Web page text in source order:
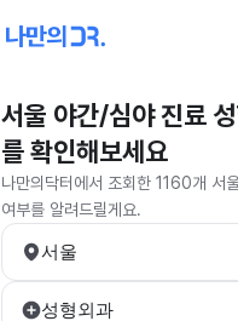
서울 야간/심야 진료
를 확인해보세요
나만의닥터에서 조회한 1160개 서
여부를 알려드릴게요.
서울
성형외과